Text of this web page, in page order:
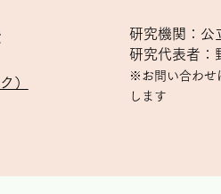
）
研究機関：公
研究代表者
※お問い合わせ
します